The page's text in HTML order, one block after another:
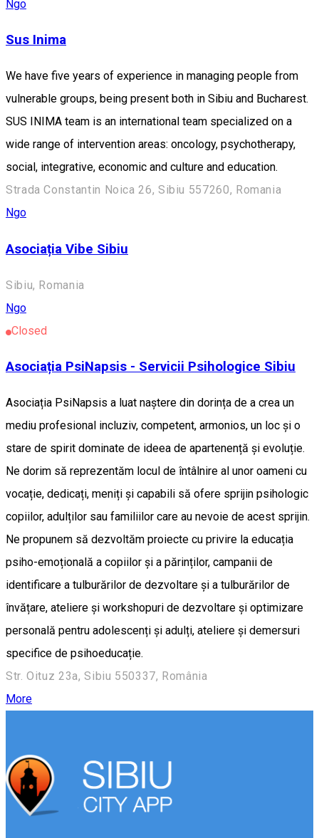
Ngo
Sus Inima
We have five years of experience in managing people from
vulnerable groups, being present both in Sibiu and Bucharest.
SUS INIMA team is an international team specialized on a
wide range of intervention areas: oncology, psychotherapy,
social, integrative, economic and culture and education.
Strada Constantin Noica 26, Sibiu 557260, Romania
Ngo
Asociația Vibe Sibiu
Sibiu, Romania
Ngo
Closed
Asociația PsiNapsis - Servicii Psihologice Sibiu
Asociația PsiNapsis a luat naștere din dorința de a crea un
mediu profesional incluziv, competent, armonios, un loc și o
stare de spirit dominate de ideea de apartenență și evoluție.
Ne dorim să reprezentăm locul de întâlnire al unor oameni cu
vocație, dedicați, meniți și capabili să ofere sprijin psihologic
copiilor, adulților sau familiilor care au nevoie de acest sprijin.
Ne propunem să dezvoltăm proiecte cu privire la educația
psiho-emoțională a copiilor și a părinților, campanii de
identificare a tulburărilor de dezvoltare și a tulburărilor de
învățare, ateliere și workshopuri de dezvoltare și optimizare
personală pentru adolescenți și adulți, ateliere și demersuri
specifice de psihoeducație.
Str. Oituz 23a, Sibiu 550337, România
More